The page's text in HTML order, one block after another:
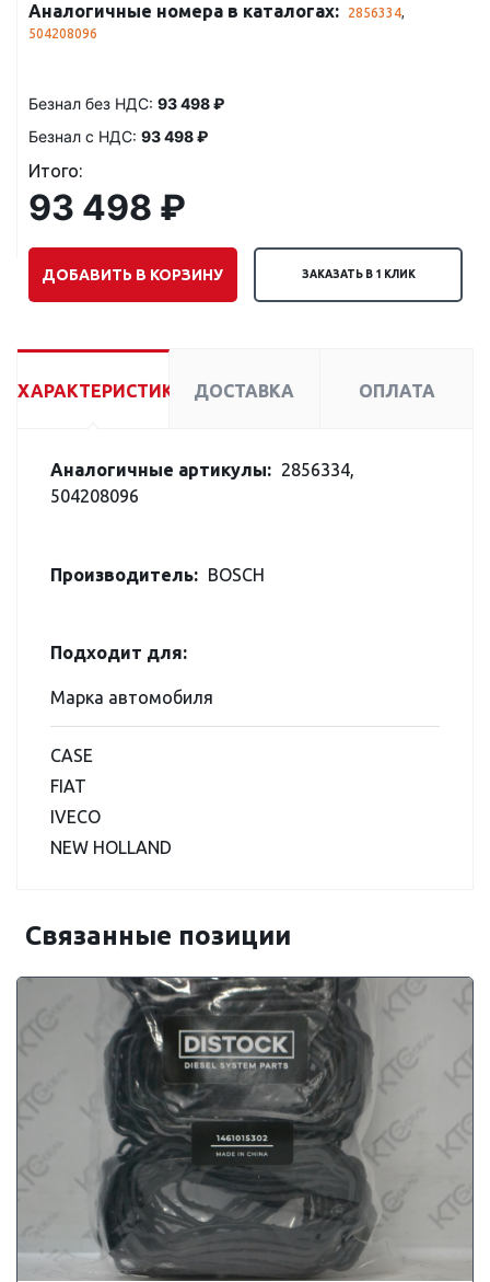
Аналогичные номера в каталогах: 2856334,
504208096
Безнал без НДС: 93 498 ₽
Безнал с НДС: 93 498 ₽
Итого:
93 498 ₽
ДОБАВИТЬ В КОРЗИНУ ЗАКАЗАТЬ В 1 КЛИК
ХАРАКТЕРИСТИКИ ДОСТАВКА ОПЛАТА
Аналогичные артикулы: 2856334,
504208096
Производитель: BOSCH
Подходит для:
Марка автомобиля
CASE
FIAT
IVECO
NEW HOLLAND
Связанные позиции